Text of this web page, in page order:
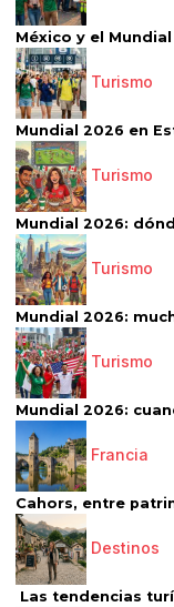
México y el
Turismo
Mundial 2026 en
Turismo
Mundial 2026:
Turismo
Mundial 2026:
Turismo
Mundial 2026:
Francia
Cahors, entre
Destinos
Las tendencias